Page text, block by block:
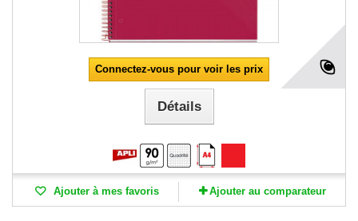
Connectez-vous pour voir les prix
Détails
Ajouter à mes favoris Ajouter au comparateur